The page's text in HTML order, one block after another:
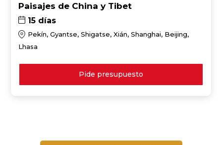
Paisajes de China y Tibet
15 días
Pekín, Gyantse, Shigatse, Xián, Shanghai, Beijing,
Lhasa
Pide presupuesto